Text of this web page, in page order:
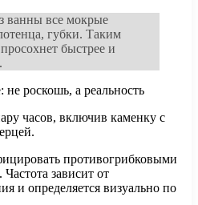
ванны все мокрые
губки. Таким
быстрее и
часов, включив каменку с
противогрибковыми
зависит от
и определяется визуально по